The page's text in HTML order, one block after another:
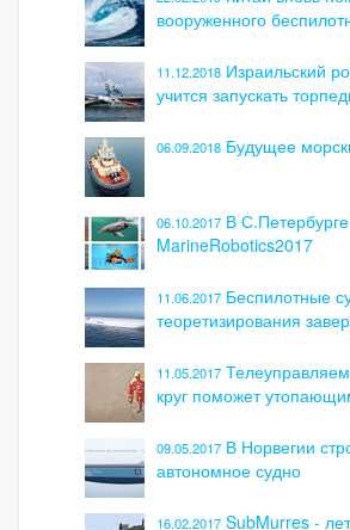
вооруженного
11.12.2018 Израильский
учится запускать
06.09.2018 Будущее
06.10.2017 В
MarineRobotics2017
11.06.2017 Беспилотные
теоретизирования
11.05.2017
круг поможет
09.05.2017 В Норвегии
автономное судно
16.02.2017 SubMurres -